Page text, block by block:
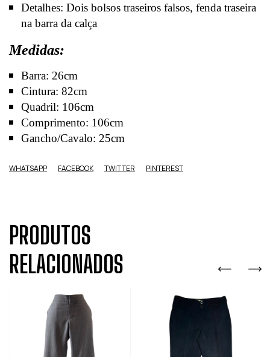
Detalhes: Dois bolsos traseiros falsos, fenda traseira
na barra da calça
Medidas:
Barra: 26cm
Cintura: 82cm
Quadril: 106cm
Comprimento: 106cm
Gancho/Cavalo: 25cm
WHATSAPP FACEBOOK TWITTER PINTEREST
PRODUTOS
RELACIONADOS